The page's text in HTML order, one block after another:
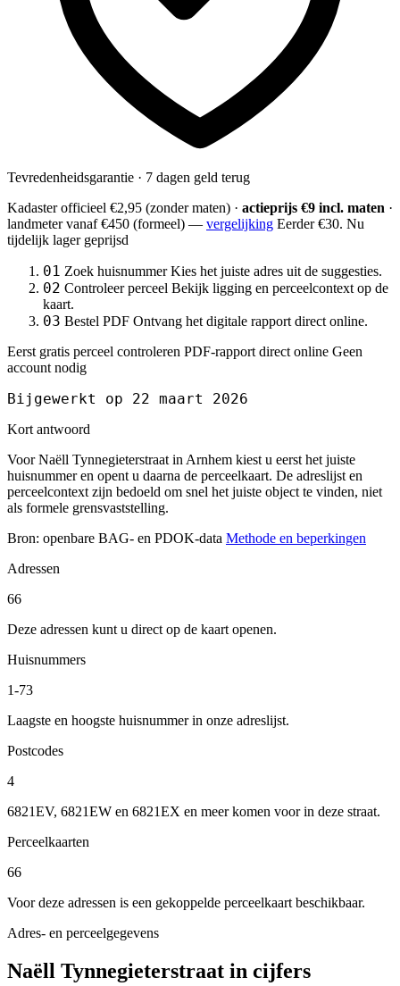
Tevredenheidsgarantie · 7 dagen geld terug
Kadaster officieel €2,95 (zonder maten) · actieprijs €9 incl. maten ·
landmetervanaf €450 (formeel) — vergelijking Eerder €30. Nu
tijdelijk lager geprijsd
01 Zoek huisnummer Kies het juiste adres uit de suggesties.
02 Controleer perceel Bekijk ligging en perceelcontext op de
kaart.
03 Bestel PDF Ontvang het digitale rapport direct online.
Eerst gratis perceel controleren PDF-rapport direct online Geen
account nodig
Bijgewerkt op 22 maart 2026
Kort antwoord
Voor Naëll Tynnegieterstraat in Arnhem kiest u eerst het juiste
huisnummer en opent u daarna de perceelkaart. De adreslijst en
perceelcontext zijn bedoeld om snel het juiste object te vinden, niet
als formele grensvaststelling.
Bron: openbare BAG- en PDOK-data Methode en beperkingen
Adressen
66
Deze adressen kunt u direct op de kaart openen.
Huisnummers
1-73
Laagste en hoogste huisnummer in onze adreslijst.
Postcodes
4
6821EV, 6821EW en 6821EX en meer komen voor in deze straat.
Perceelkaarten
66
Voor deze adressen is een gekoppelde perceelkaart beschikbaar.
Adres- en perceelgegevens
Naëll Tynnegieterstraat in cijfers